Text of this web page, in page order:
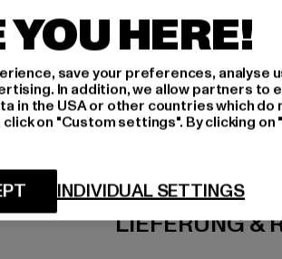
Hersteller: Buffalo
Schanzenstraße 41 |
LIEFERUNG &
HERE!
save your preferences, analyse
In addition, we allow partners to
in the USA or other countries which do
on "Custom settings". By clicking
INDIVIDUAL SETTINGS